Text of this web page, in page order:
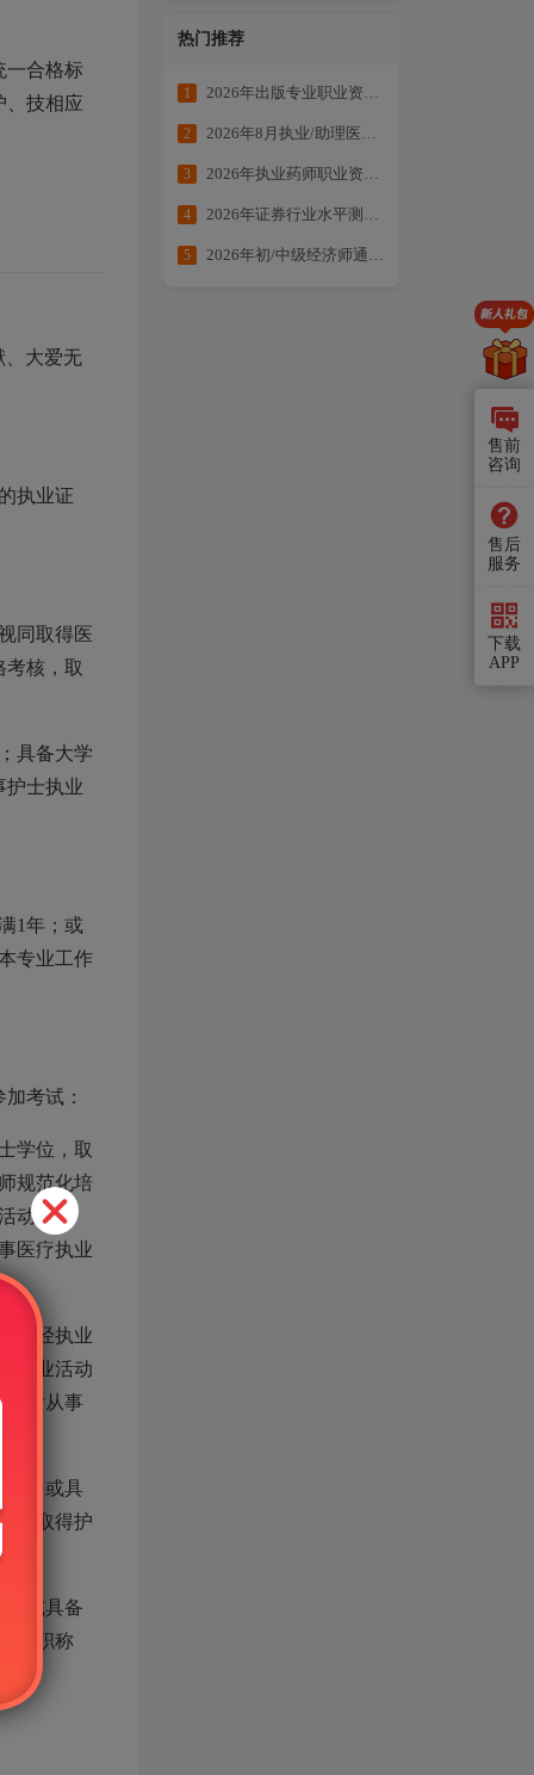
一合格标
、技相应
、大爱无
执业证
同取得医
考核，取
具备大学
护士执业
1年；或
专业工作
考试：
学位，取
规范化培
动满4
医疗执业
，经执业
执业活动
册后从事
年；或具
并取得护
；或具备
师职称
热门推荐
1 2026年出版专业职业资格考试学练结合冲刺备考
2 2026年8月执业/助理医师全科目复习资料
3 2026年执业药师职业资格考试提分大作战
4 2026年证券行业水平测试备考合集
5 2026年初/中级经济师通关方案：核心考点全拆解・备考不走弯路
售前
咨询
售后
服务
下载
APP